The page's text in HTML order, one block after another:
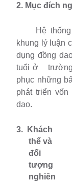
2. Mục đích
Hệ
khung lý luận
dụng đồng
tuổiở
phục những
phát triển
dao.
3.
Khách
thể và
đối
tượng
nghiên